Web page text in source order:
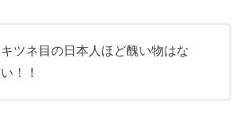
キツネ目の日本人ほど醜い物はな
い！！